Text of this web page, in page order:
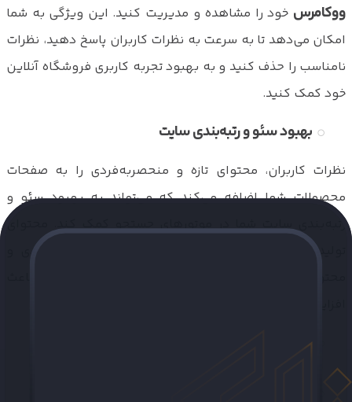
ووکامرس خود را مشاهده و مدیریت کنید. این ویژگی به شما
امکان می‌دهد تا به سرعت به نظرات کاربران پاسخ دهید، نظرات
نامناسب را حذف کنید و به بهبود تجربه کاربری فروشگاه آنلاین
خود کمک کنید.
بهبود سئو و رتبه‌بندی سایت
نظرات کاربران، محتوای تازه و منحصربه‌فردی را به صفحات
محصولات شما اضافه می‌کند که می‌تواند به بهبود سئو و
رتبه‌بندی سایت شما در موتورهای جستجو کمک کند. محتوای
تولید شده توسط کاربران، به افزایش تعداد کلمات کلیدی و
اضافه کردن فرم نظرات و کامنت ها در دسته های